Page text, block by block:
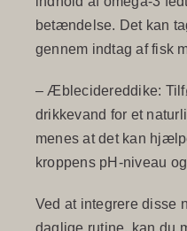
betændelse. Det kan
gennem indtag af fisk
– Æblecidereddike:
drikkevand for et
menes at det kan
kroppens pH-niveau
Ved at integrere disse